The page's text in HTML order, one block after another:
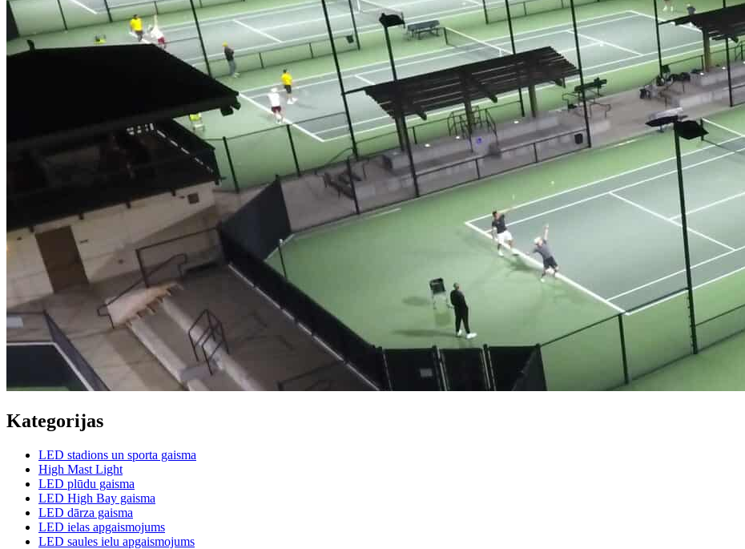
Kategorijas
LED stadions un sporta gaisma
High Mast Light
LED plūdu gaisma
LED High Bay gaisma
LED dārza gaisma
LED ielas apgaismojums
LED saules ielu apgaismojums